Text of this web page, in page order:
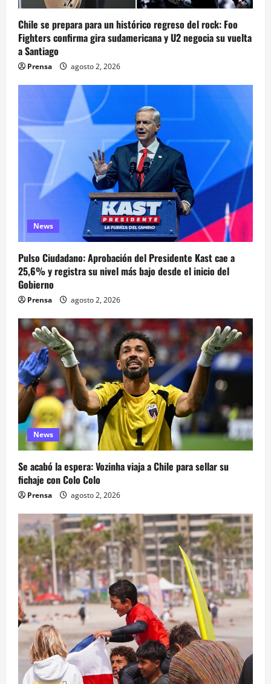
Chile se prepara para un histórico regreso del rock: Foo
Fighters confirma gira sudamericana y U2 negocia su vuelta
a Santiago
Prensa agosto 2, 2026
News
Pulso Ciudadano: Aprobación del Presidente Kast cae a
25,6% y registra su nivel más bajo desde el inicio del
Gobierno
Prensa agosto 2, 2026
News
Se acabó la espera: Vozinha viaja a Chile para sellar su
fichaje con Colo Colo
Prensa agosto 2, 2026